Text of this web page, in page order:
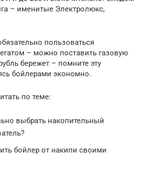
– именитые Электролюкс,
пользоваться
– можно поставить газовую
бережет – помните эту
бойлерами экономно.
по теме:
выбрать накопительный
бойлер от накипи своими